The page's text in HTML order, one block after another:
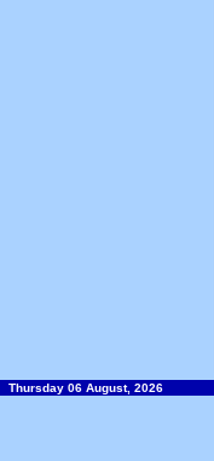
Thursday 06 August, 2026